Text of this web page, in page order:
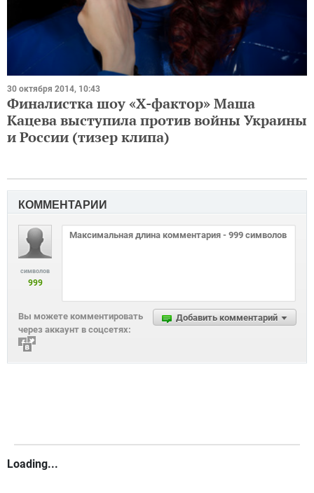
30 октября 2014, 10:43
Финалистка шоу «Х-фактор» Маша
Кацева выступила против войны Украины
и России (тизер клипа)
КОММЕНТАРИИ
символов
999
Добавить комментарий
Вы можете комментировать
через аккаунт в соцсетях:
Loading...